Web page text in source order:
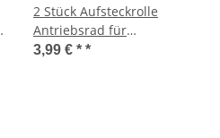
2 Stück Aufsteckrolle
Antriebsrad für
Fahrraddynamo Dynamo
3,99 € * *